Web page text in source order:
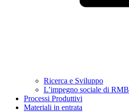
Ricerca e Sviluppo
L’impegno sociale di RMB
Processi Produttivi
Materiali in entrata